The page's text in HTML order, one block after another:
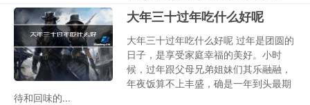
大年三十过年吃什么好呢
大年三十过年吃什么好呢 过年是团圆的
日子，是享受家庭幸福的美好。小时
候，过年跟父母兄弟姐妹们其乐融融，
年夜饭算不上丰盛，确是一年到头最期
待和回味的...